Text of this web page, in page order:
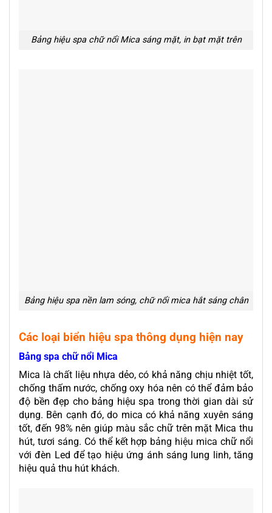
Bảng hiệu spa chữ nổi Mica sáng mặt, in bạt mặt trên
Bảng hiệu spa nền lam sóng, chữ nổi mica hắt sáng chân
Các loại biển hiệu spa thông dụng hiện nay
Bảng spa chữ nổi Mica
Mica là chất liệu nhựa dẻo, có khả năng chịu nhiệt tốt,
chống thấm nước, chống oxy hóa nên có thể đảm bảo
độ bền đẹp cho bảng hiệu spa trong thời gian dài sử
dụng. Bên cạnh đó, do mica có khả năng xuyên sáng
tốt, đến 98% nên giúp màu sắc chữ trên mặt Mica thu
hút, tươi sáng. Có thể kết hợp bảng hiệu mica chữ nổi
với đèn Led để tạo hiệu ứng ánh sáng lung linh, tăng
hiệu quả thu hút khách.